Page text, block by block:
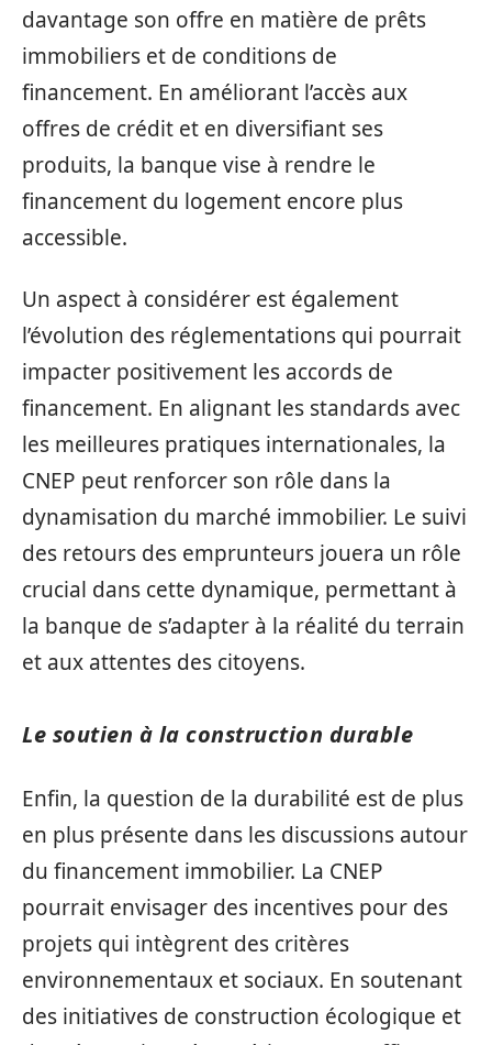
davantage son offre en matière de prêts
immobiliers et de conditions de
financement. En améliorant l’accès aux
offres de crédit et en diversifiant ses
produits, la banque vise à rendre le
financement du logement encore plus
accessible.
Un aspect à considérer est également
l’évolution des réglementations qui pourrait
impacter positivement les accords de
financement. En alignant les standards avec
les meilleures pratiques internationales, la
CNEP peut renforcer son rôle dans la
dynamisation du marché immobilier. Le suivi
des retours des emprunteurs jouera un rôle
crucial dans cette dynamique, permettant à
la banque de s’adapter à la réalité du terrain
et aux attentes des citoyens.
Le soutien à la construction durable
Enfin, la question de la durabilité est de plus
en plus présente dans les discussions autour
du financement immobilier. La CNEP
pourrait envisager des incentives pour des
projets qui intègrent des critères
environnementaux et sociaux. En soutenant
des initiatives de construction écologique et